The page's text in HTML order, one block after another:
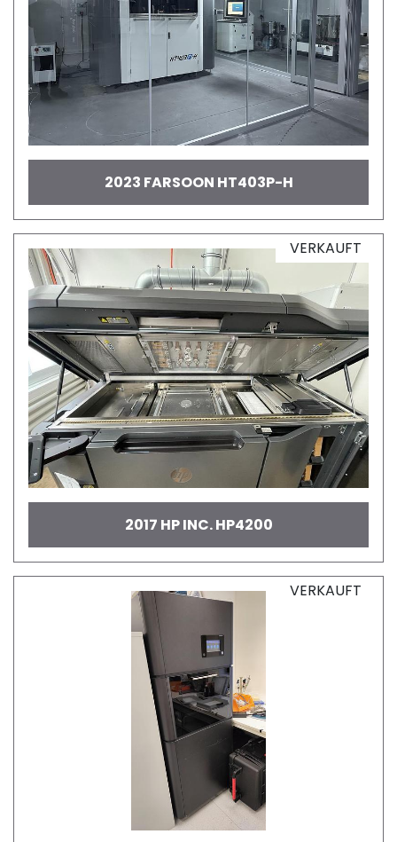
2023 FARSOON HT403P-H
VERKAUFT
2017 HP INC. HP4200
VERKAUFT